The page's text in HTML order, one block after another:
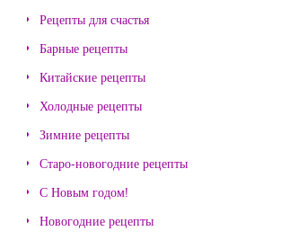
Рецепты для счастья
Барные рецепты
Китайские рецепты
Холодные рецепты
Зимние рецепты
Старо-новогодние рецепты
С Новым годом!
Новогодние рецепты